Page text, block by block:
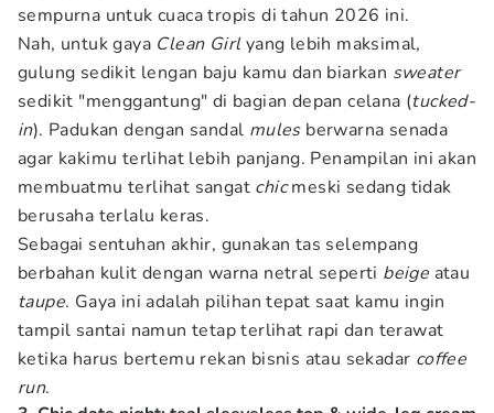
sempurna untuk cuaca tropis di tahun 2026 ini.
Nah, untuk gaya Clean Girlyang lebih maksimal,
gulung sedikit lengan baju kamu dan biarkan sweater
sedikit "menggantung" di bagian depan celana (tucked-
in). Padukan dengan sandal mulesberwarna senada
agar kakimu terlihat lebih panjang. Penampilan ini akan
membuatmu terlihat sangat chicmeski sedang tidak
berusaha terlalu keras.
Sebagai sentuhan akhir, gunakan tas selempang
berbahan kulit dengan warna netral seperti beige atau
taupe. Gaya ini adalah pilihan tepat saat kamu ingin
tampil santai namun tetap terlihat rapi dan terawat
ketika harus bertemu rekan bisnis atau sekadar coffee
run.